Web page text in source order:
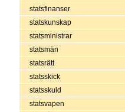
statsfinanser
statskunskap
statsministrar
statsmän
statsrätt
statsskick
statsskuld
statsvapen